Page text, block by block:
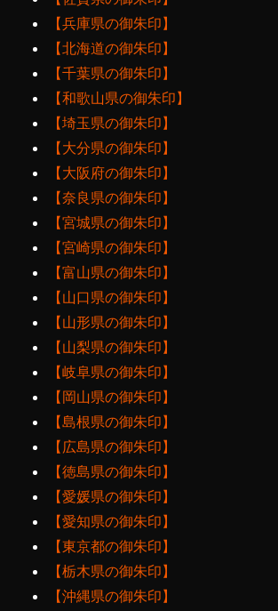
【兵庫県の御朱印】
【北海道の御朱印】
【千葉県の御朱印】
【和歌山県の御朱印】
【埼玉県の御朱印】
【大分県の御朱印】
【大阪府の御朱印】
【奈良県の御朱印】
【宮城県の御朱印】
【宮崎県の御朱印】
【富山県の御朱印】
【山口県の御朱印】
【山形県の御朱印】
【山梨県の御朱印】
【岐阜県の御朱印】
【岡山県の御朱印】
【島根県の御朱印】
【広島県の御朱印】
【徳島県の御朱印】
【愛媛県の御朱印】
【愛知県の御朱印】
【東京都の御朱印】
【栃木県の御朱印】
【沖縄県の御朱印】